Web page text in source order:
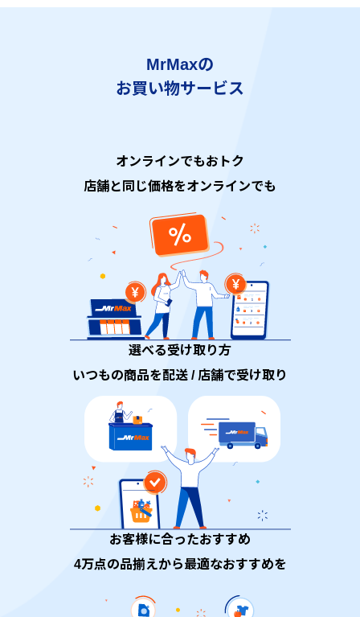
MrMaxの
お買い物サービス
オンラインでもおトク
店舗と同じ価格をオンラインでも
選べる受け取り方
いつもの商品を配送 / 店舗で受け取り
お客様に合ったおすすめ
4万点の品揃えから最適なおすすめを